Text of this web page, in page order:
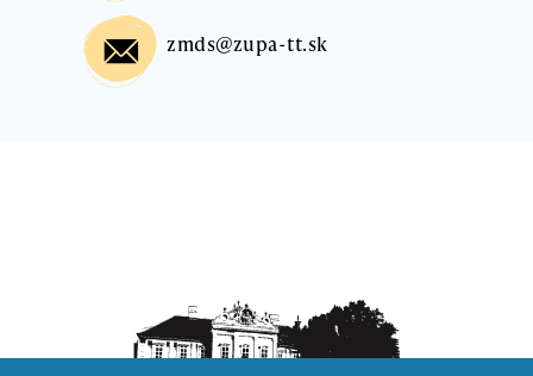
zmds@zupa-tt.sk